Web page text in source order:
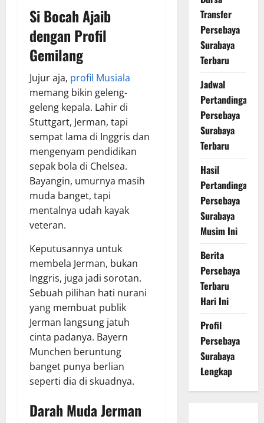
Si Bocah Ajaib
dengan Profil
Gemilang
Jujur aja, profil Musiala
memang bikin geleng-
geleng kepala. Lahir di
Stuttgart, Jerman, tapi
sempat lama di Inggris dan
mengenyam pendidikan
sepak bola di Chelsea.
Bayangin, umurnya masih
muda banget, tapi
mentalnya udah kayak
veteran.
Keputusannya untuk
membela Jerman, bukan
Inggris, juga jadi sorotan.
Sebuah pilihan hati nurani
yang membuat publik
Jerman langsung jatuh
cinta padanya. Bayern
Munchen beruntung
banget punya berlian
seperti dia di skuadnya.
Darah Muda Jerman
Transfer
Persebaya
Surabaya
Terbaru
Jadwal
Pertandingan
Persebaya
Surabaya
Terbaru
Hasil
Pertandingan
Persebaya
Surabaya
Musim Ini
Berita
Persebaya
Terbaru
Hari Ini
Profil
Persebaya
Surabaya
Lengkap